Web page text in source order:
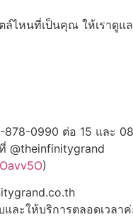
ล์ไหนที่เป็นคุณ ให้เราดูแ
878-0990 ต่อ 15 และ
@theinfinitygrand
)
ละให้บริการตลอดเวลาค่